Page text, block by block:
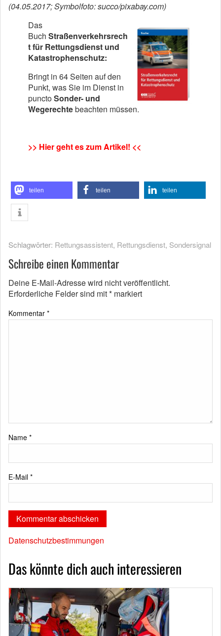
(04.05.2017; Symbolfoto: succo/pixabay.com)
Das
Buch Straßenverkehrsrech
t für Rettungsdienst und
Katastrophenschutz:
Bringt in 64 Seiten auf den
Punkt, was Sie im Dienst in
punctoSonder- und
Wegerechtebeachten müssen.
>> Hier geht es zum Artikel! <<
teilen teilen teilen
Schlagwörter: Rettungsassistent, Rettungsdienst, Sondersignal
Schreibe einen Kommentar
Deine E-Mail-Adresse wird nicht veröffentlicht.
Erforderliche Felder sind mit* markiert
Kommentar *
Name *
E-Mail *
Datenschutzbestimmungen
Das könnte dich auch interessieren